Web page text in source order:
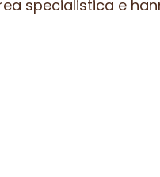
specialistica e